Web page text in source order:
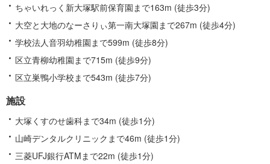
ちゃいれっく新大塚駅前保育園まで163m (徒歩3分)
大空と大地のなーさりぃ第一南大塚園まで267m (徒歩4分)
学校法人音羽幼稚園まで599m (徒歩8分)
区立青柳幼稚園まで715m (徒歩9分)
区立巣鴨小学校まで543m (徒歩7分)
施設
大塚くすのせ歯科まで34m (徒歩1分)
山崎デンタルクリニックまで46m (徒歩1分)
三菱UFJ銀行ATMまで22m (徒歩1分)